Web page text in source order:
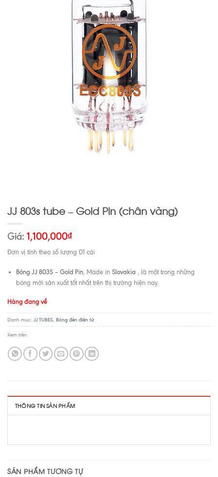
JJ 803s tube – Gold Pin (chân vàng)
Giá: 1,100,000₫
Đơn vị tính theo số lượng 01 cái
Bóng JJ 803S – Gold Pin , Made inSlovakia , là một trong những
bóng mới sản xuất tốt nhất trên thị trường hiện nay.
Hàng đang về
Danh mục: JJ TUBES, Bóng đèn điện tử
Xem trên:
THÔNG TIN SẢN PHẨM
SẢN PHẨM TƯƠNG TỰ